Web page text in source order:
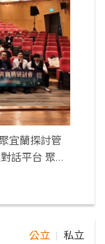
宜蘭探討管
話平台 聚焦
公立 私立